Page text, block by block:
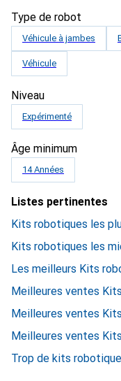
Type de robot
Véhicule à jambes
Véhicule
Niveau
Expérimenté
Âge minimum
14 Années
Listes pertinentes
Kits robotiques les
Kits robotiques les
Les meilleurs Kits
Meilleures ventes
Meilleures ventes
Meilleures ventes
Trop de kits